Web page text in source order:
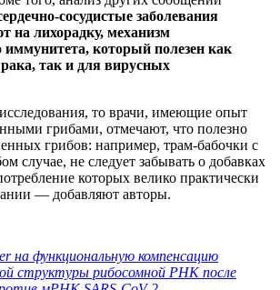
сосудистые заболевания
на лихорадку, механизм
иммунитета, который полезен как
так и для вирусных
исследования, то врачи, имеющие опыт
грибами, отмечают, что полезно
грибов: например, трам-бабочки с
случае, не следует забывать о добавках
которых велико практически
— добавляют авторы.
на функциональную компенсацию
структуры рибосомной РНК после